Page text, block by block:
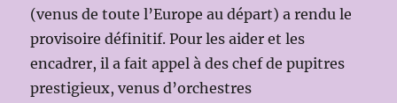
(venus de toute l’Europe au départ) a rendu le
provisoire définitif. Pour les aider et les
encadrer, il a fait appel à des chef de pupitres
prestigieux, venus d’orchestres